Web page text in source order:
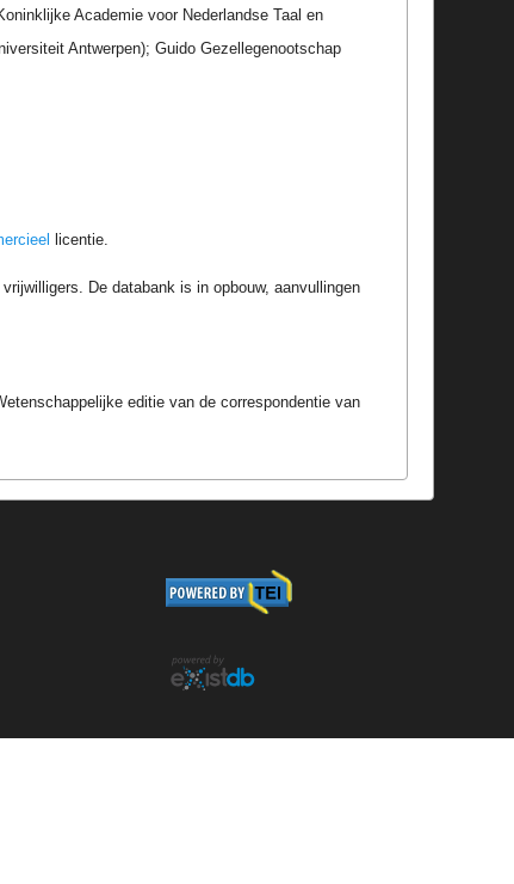
Academie voor Nederlandse Taal en
Antwerpen); Guido Gezellegenootschap
licentie.
De databank is in opbouw, aanvullingen
editie van de correspondentie van